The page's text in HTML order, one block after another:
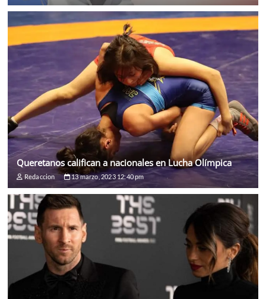
Queretanos califican a nacionales en Lucha Olímpica
Redaccion 13 marzo, 2023 12:40 pm